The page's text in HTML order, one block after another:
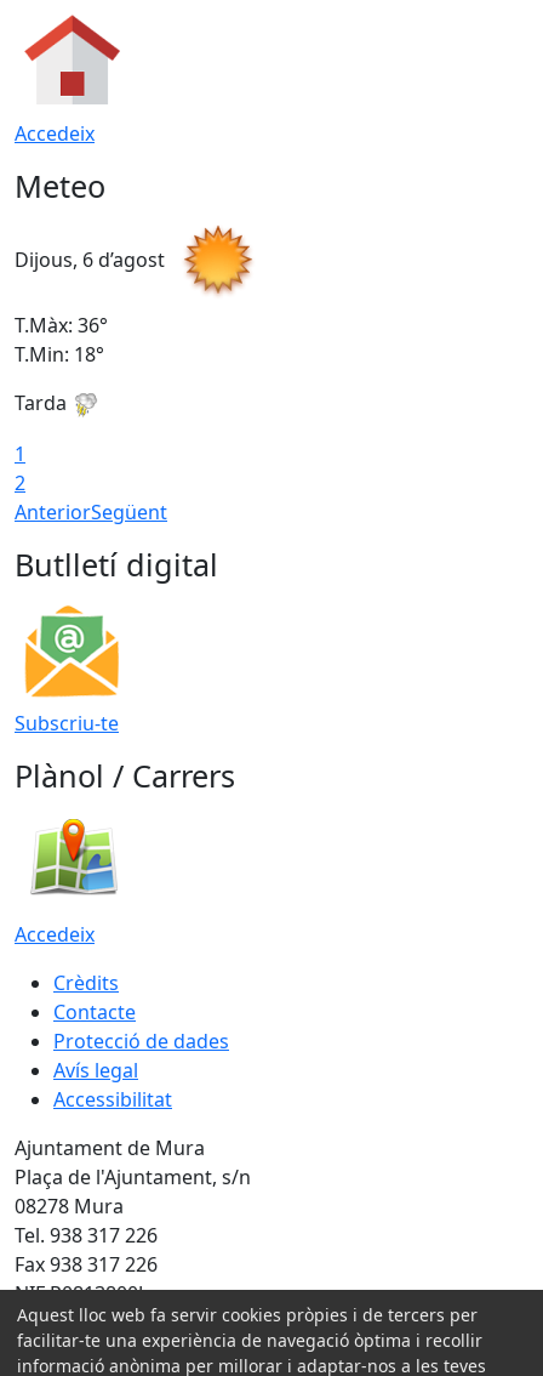
Accedeix
Meteo
Dijous, 6 d’agost
T.Màx: 36°
T.Min: 18°
Tarda
1
2
AnteriorSegüent
Butlletí digital
Subscriu-te
Plànol / Carrers
Accedeix
Crèdits
Contacte
Protecció de dades
Avís legal
Accessibilitat
Ajuntament de Mura
Plaça de l'Ajuntament, s/n
08278 Mura
Tel. 938 317 226
Fax 938 317 226
NIF P0813800J
Amb la col·laboració de:
Aquest lloc web fa servir cookies pròpies i de tercers per
facilitar-te una experiència de navegació òptima i recollir
informació anònima per millorar i adaptar-nos a les teves